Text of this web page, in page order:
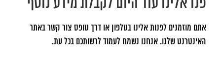
פנו אלינו עוד היום לקבלת מידע נוסף
אתם מוזמנים לפנות אלינו בטלפון או דרך טופס צור קשר באתר
האינטרנט שלנו. אנחנו נשמח לעמוד לרשותכם בכל עת.